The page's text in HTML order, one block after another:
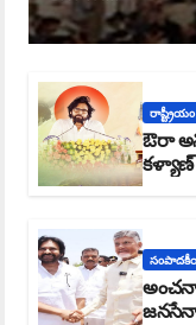
రాష్ట్రీయం
ఔరా
కళ్యాణ్